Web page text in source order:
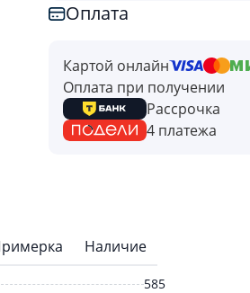
Оплата
Картой онлайн
Оплата при получении
Рассрочка
4 платежа
Наличие
585